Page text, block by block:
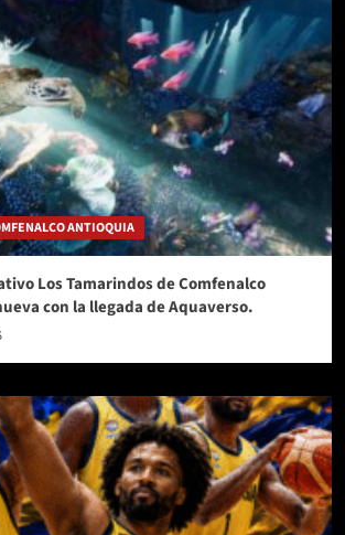
ANTIOQUIA
Los Tamarindos de Comfenalco
con la llegada de Aquaverso.